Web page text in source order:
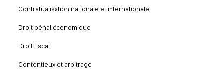
Contratualisation nationale et internationale
Droit pénal économique
Droit fiscal
Contentieux et arbitrage